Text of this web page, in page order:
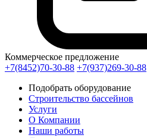
Коммерческое предложение
+7(8452)70-30-88 +7(937)269-30-88
Подобрать оборудование
Строительство бассейнов
Услуги
О Компании
Наши работы